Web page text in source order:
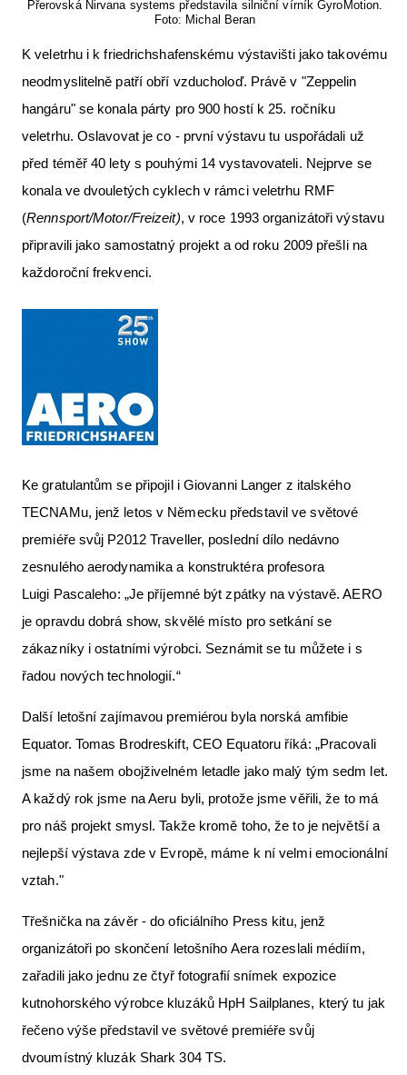
Přerovská Nirvana systems představila silniční vírník GyroMotion.
Foto: Michal Beran
K veletrhu i k friedrichshafenskému výstavišti jako takovému
neodmyslitelně patří obří vzducholoď. Právě v "Zeppelin
hangáru" se konala párty pro 900 hostí k 25. ročníku
veletrhu. Oslavovat je co - první výstavu tu uspořádali už
před téměř 40 lety s pouhými 14 vystavovateli. Nejprve se
konala ve dvouletých cyklech v rámci veletrhu RMF
(Rennsport/Motor/Freizeit), v roce 1993 organizátoři výstavu
připravili jako samostatný projekt a od roku 2009 přešli na
každoroční frekvenci.
Ke gratulantům se připojil i Giovanni Langer z italského
TECNAMu, jenž letos v Německu představil ve světové
premiéře svůj P2012 Traveller, poslední dílo nedávno
zesnulého aerodynamika a konstruktéra profesora
Luigi Pascaleho: „Je příjemné být zpátky na výstavě. AERO
je opravdu dobrá show, skvělé místo pro setkání se
zákazníky i ostatními výrobci. Seznámit se tu můžete i s
řadou nových technologií.“
Další letošní zajímavou premiérou byla norská amfibie
Equator. Tomas Brodreskift, CEO Equatoru říká: „Pracovali
jsme na našem obojživelném letadle jako malý tým sedm let.
A každý rok jsme na Aeru byli, protože jsme věřili, že to má
pro náš projekt smysl. Takže kromě toho, že to je největší a
nejlepší výstava zde v Evropě, máme k ní velmi emocionální
vztah."
Třešnička na závěr - do oficiálního Press kitu, jenž
organizátoři po skončení letošního Aera rozeslali médiím,
zařadili jako jednu ze čtyř fotografií snímek expozice
kutnohorského výrobce kluzáků HpH Sailplanes, který tu jak
řečeno výše představil ve světové premiéře svůj
dvoumístný kluzák Shark 304 TS.